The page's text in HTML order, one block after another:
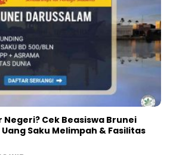
Negeri? Cek Beasiswa Brunei
Saku Melimpah & Fasilitas